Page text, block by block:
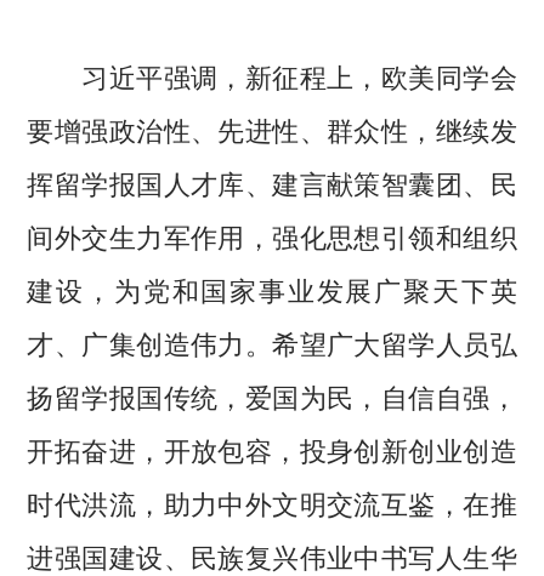
习近平强调，新征程上，欧美同学会
要增强政治性、先进性、群众性，继续发
挥留学报国人才库、建言献策智囊团、民
间外交生力军作用，强化思想引领和组织
建设，为党和国家事业发展广聚天下英
才、广集创造伟力。希望广大留学人员弘
扬留学报国传统，爱国为民，自信自强，
开拓奋进，开放包容，投身创新创业创造
时代洪流，助力中外文明交流互鉴，在推
进强国建设、民族复兴伟业中书写人生华